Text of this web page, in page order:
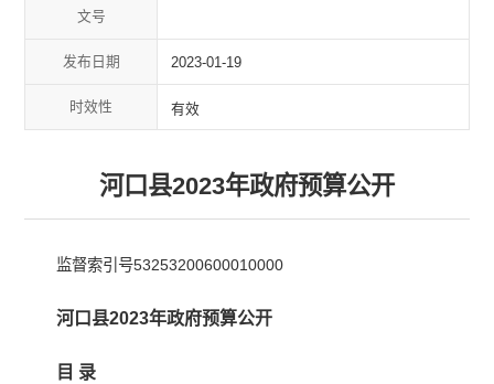
文号
发布日期 2023-01-19
时效性 有效
河口县2023年政府预算公开
监督索引号53253200600010000
河口县2023年政府预算公开
目 录